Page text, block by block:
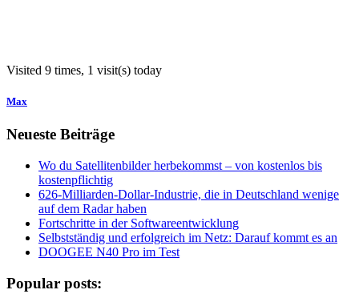
Visited 9 times, 1 visit(s) today
Max
Neueste Beiträge
Wo du Satellitenbilder herbekommst – von kostenlos bis
kostenpflichtig
626-Milliarden-Dollar-Industrie, die in Deutschland wenige
auf dem Radar haben
Fortschritte in der Softwareentwicklung
Selbstständig und erfolgreich im Netz: Darauf kommt es an
DOOGEE N40 Pro im Test
Popular posts: